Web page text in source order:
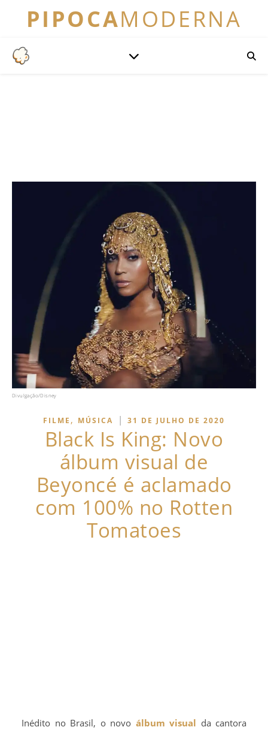
PIPOCAMODERNA
Divulgação/Disney
FILME , MÚSICA | 31 DE JULHO DE 2020
Black Is King: Novo
álbum visual de
Beyoncé é aclamado
com 100% no Rotten
Tomatoes
Inédito no Brasil, o novo álbum visual da cantora